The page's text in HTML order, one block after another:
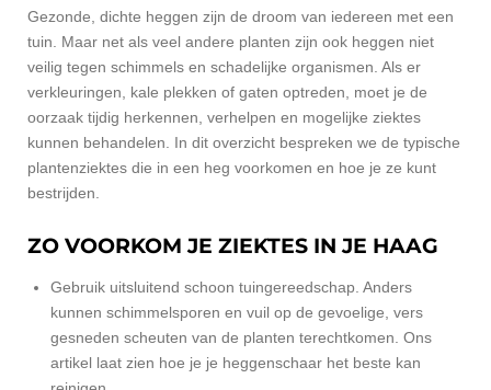
Gezonde, dichte heggen zijn de droom van iedereen met een
tuin. Maar net als veel andere planten zijn ook heggen niet
veilig tegen schimmels en schadelijke organismen. Als er
verkleuringen, kale plekken of gaten optreden, moet je de
oorzaak tijdig herkennen, verhelpen en mogelijke ziektes
kunnen behandelen. In dit overzicht bespreken we de typische
plantenziektes die in een heg voorkomen en hoe je ze kunt
bestrijden.
ZO VOORKOM JE ZIEKTES IN JE HAAG
Gebruik uitsluitend schoon tuingereedschap. Anders
kunnen schimmelsporen en vuil op de gevoelige, vers
gesneden scheuten van de planten terechtkomen. Ons
artikel laat zien hoe je je heggenschaar het beste kan